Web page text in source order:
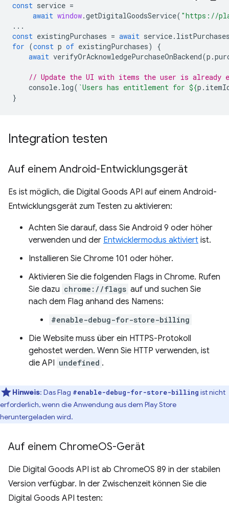
const service =
await window.getDigitalGoodsService( "https://
...
const existingPurchases = await service.
for (const p of existingPurchases)
{
await verifyOrAcknowledgePurchaseOnBackend(p .
// Update the UI with items the user is
console. log( `Users has entitlement for ${p .
}
Integration testen
Auf einem Android-Entwicklungsgerät
Es ist möglich, die Digital Goods API auf einem Android-
Entwicklungsgerät zum Testen zu aktivieren:
Achten Sie darauf, dass Sie Android 9 oder höher
verwenden und der Entwicklermodus aktiviert ist.
Installieren Sie Chrome 101 oder höher.
Aktivieren Sie die folgenden Flags in Chrome. Rufen
Sie dazu chrome://flags auf und suchen Sie
nach dem Flag anhand des Namens:
#enable-debug-for-store-billing
Die Website muss über ein HTTPS-Protokoll
gehostet werden. Wenn Sie HTTP verwenden, ist
die API undefined .
Hinweis: Das Flag #enable-debug-for-store-billing ist nicht
erforderlich, wenn die Anwendung aus dem Play Store
heruntergeladen wird.
Auf einem ChromeOS-Gerät
Die Digital Goods API ist ab ChromeOS 89 in der stabilen
Version verfügbar. In der Zwischenzeit können Sie die
Digital Goods API testen: